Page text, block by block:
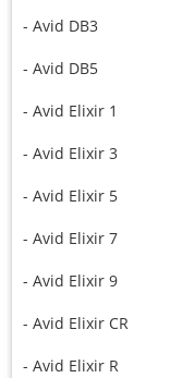
- Avid DB3
- Avid DB5
- Avid Elixir 1
- Avid Elixir 3
- Avid Elixir 5
- Avid Elixir 7
- Avid Elixir 9
- Avid Elixir CR
- Avid Elixir R